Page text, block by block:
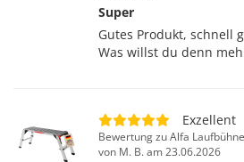
Super
Gutes Produkt, schnell
Was willst du denn
Exzellent
Bewertung zu Alfa
von M. B. am 23.06.2026